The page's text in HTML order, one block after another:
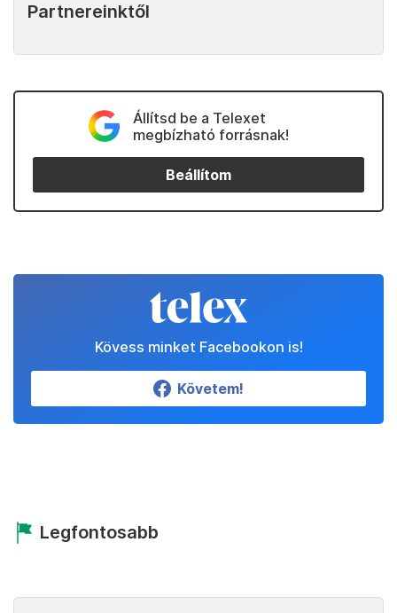
Partnereinktől
Állítsd be a Telexet
megbízható forrásnak!
Beállítom
Kövess minket Facebookon is!
Követem!
Legfontosabb